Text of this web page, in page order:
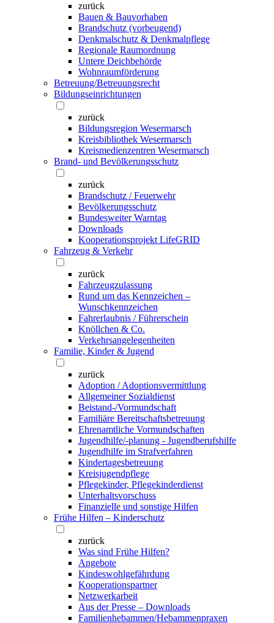
zurück
Bauen & Bauvorhaben
Brandschutz (vorbeugend)
Denkmalschutz & Denkmalpflege
Regionale Raumordnung
Untere Deichbehörde
Wohnraumförderung
Betreuung/Betreuungsrecht
Bildungseinrichtungen
zurück
Bildungsregion Wesermarsch
Kreisbibliothek Wesermarsch
Kreismedienzentren Wesermarsch
Brand- und Bevölkerungsschutz
zurück
Brandschutz / Feuerwehr
Bevölkerungsschutz
Bundesweiter Warntag
Downloads
Kooperationsprojekt LifeGRID
Fahrzeug & Verkehr
zurück
Fahrzeugzulassung
Rund um das Kennzeichen –
Wunschkennzeichen
Fahrerlaubnis / Führerschein
Knöllchen & Co.
Verkehrsangelegenheiten
Familie, Kinder & Jugend
zurück
Adoption / Adoptionsvermittlung
Allgemeiner Sozialdienst
Beistand-/Vormundschaft
Familiäre Bereitschaftsbetreuung
Ehrenamtliche Vormundschaften
Jugendhilfe/-planung - Jugendberufshilfe
Jugendhilfe im Strafverfahren
Kindertagesbetreuung
Kreisjugendpflege
Pflegekinder, Pflegekinderdienst
Unterhaltsvorschuss
Finanzielle und sonstige Hilfen
Frühe Hilfen – Kinderschutz
zurück
Was sind Frühe Hilfen?
Angebote
Kindeswohlgefährdung
Kooperationspartner
Netzwerkarbeit
Aus der Presse – Downloads
Familienhebammen/Hebammenpraxen